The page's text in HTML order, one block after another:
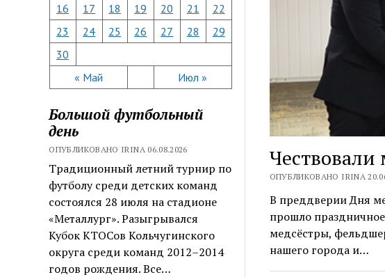
« Май Июл »
16
17 18 19 20 21
22
23
24 25 26 27 28
29
30
Большой футбольный
день
ОПУБЛИКОВАНО IRINA 06.08.2026
Традиционный летний турнир по
футболу среди детских команд
состоялся 28 июля на стадионе
«Металлург». Разыгрывался
Кубок КТОСов Кольчугинского
округа среди команд 2012–2014
годов рождения. Все…
ОПУБЛИКОВАНО IRINA
В преддверии Дня
прошло
медсёстры,
нашего города и…